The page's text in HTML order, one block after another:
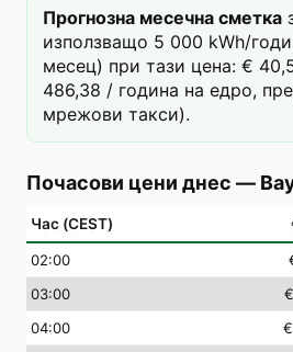
Прогнозна месечна сметка
използващо 5 000 kWh/
месец) при тази цена: €
486,38 / година на едро,
мрежови такси).
Почасови цени днес —
Час (CEST)
02:00
03:00
04:00